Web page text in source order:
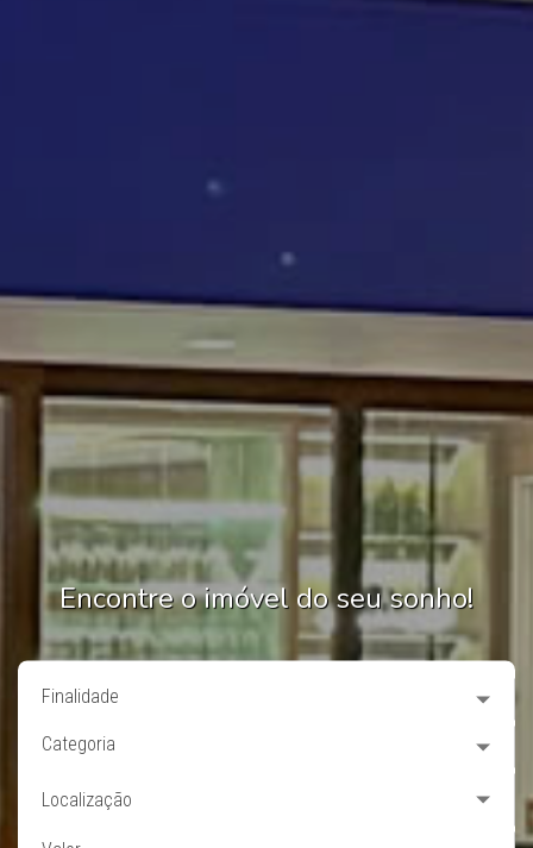
Encontre o imóvel do seu sonho!
Finalidade
Categoria
Localização